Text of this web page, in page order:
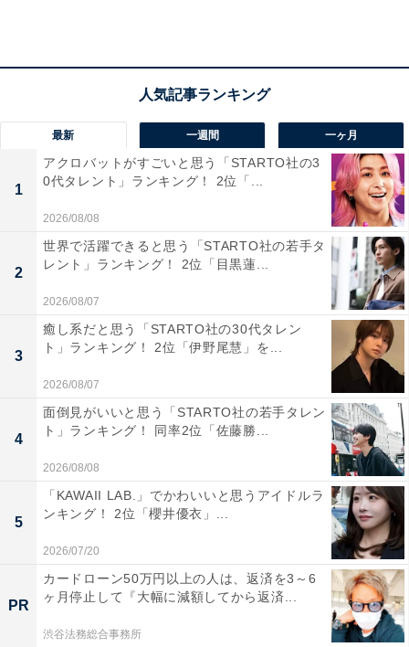
だけあって食べ方を意識しているところ。とても綺麗で
性）」といった声が寄せられました。豪快かつ美しい食
べっぷりに元気をもらっている人が多いようです。
さらに「自分のキャラクターを使って場を盛り上げた
り、自分の意見をはっきり言えたりして好感が持てるか
ら（40歳女性）」など、大食い以外の場面で披露される
リアクションやコメントも注目されていました。
最新 一週間 一ヶ月
1
アクロバットがすごいと思う「STARTO社の3
0代タレント」ランキング！ 2位「...
2026/08/08
2
世界で活躍できると思う「STARTO社の若手タ
レント」ランキング！ 2位「目黒蓮...
2026/08/07
3
癒し系だと思う「STARTO社の30代タレン
ト」ランキング！ 2位「伊野尾慧」を...
2026/08/07
4
面倒見がいいと思う「STARTO社の若手タレン
ト」ランキング！ 同率2位「佐藤勝...
2026/08/08
5
「KAWAII LAB.」でかわいいと思うアイドルラ
ンキング！ 2位「櫻井優衣」...
2026/07/20
PR
カードローン50万円以上の人は、返済を3～6
ヶ月停止して『大幅に減額してから返済...
渋谷法務総合事務所